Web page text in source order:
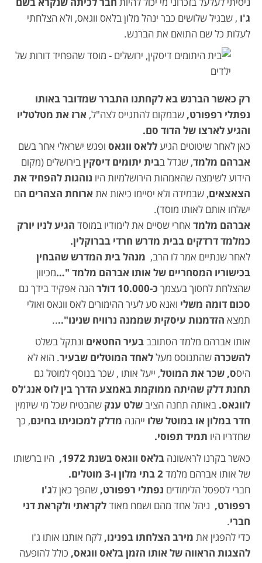
ג'ו , שבגיל שלושים כבר ינהל מלון בלאס ווגאס, ולא הצלחתי
לעלות כל שם התואם את הברנש.
רק כאשר הברנש בא לקחתנו התברר שמדובר באותו
נפתלי רפפורט, שבמקום להתגייס לצה"ל, ארז את מטלטליו
והגיע לארצו של הדוד סם.
כאן לאחר שיטוטים הגיעללאס ווגאס ופגש ישראלי אחר בשם
אברהם מלמד, שגדל בבית יתומים דיסקיןבירושלים (מקום
הידוע לשימצה שהאמהות הירושלמיות היו נוהגות להפחיד את
הצאצאים, שבמידה ולא יסיימו כיאות את ארוחת הצהרים הם
ישלחו אותם לאותו מוסד).
אברהם מלמד אחרי שסיים את לימודיו במוסד הגיע לניו יורק
כמלמד דרדקים בבית מדרש חרדי בברוקלין.
לאחר שנתיים אמר לו הרב, מנהל בית המדרש שהבחין
בכישוריו המסחריים של אותו אברהם מלמד "…מכיוון
שהצלחת לחסוך בעצמך כ-10.000 דולרהנה אפקיד בידך גם
סכום דומה משלי ואנא סע לעיר ההימורים לאס ווגאס ואולי
תמצא הזדמנות עיסקית שממנה נרוויח שנינו"..
..
אותו אברהם מלמד הסתובבבעיר החטאים ונתקל בשלט
להשכרה שהתנוסס מעללאחד המוטלים שבעיר. הוא לא
היסס, שכר את המוטל, ייעל אותו , שכר בנוסף למוטל גם
תחנת דלק שהיתה ממוקמת באמצע הדרך בין לוס אנג'לס
לווגאס. באותה תחנה הציבשלט ענק שהבטיח שכל מי שיזמין
חדר במלון או במוטל שלו ייהנה מדלק למכוניתו בחינם, כך
שחדריו היו תמיד תפוסי.
כאשר בקרנו לראשונה בלאס ווגאס בשנת 1972,
היו ברשותו
של אותו אברהם מלמד2 בתי מלון ו-3 מוטלים.
חברי לספסל הלימודים נפתלי רפפורט, שהפך כאן לג'ו
רפפורט, ניהל אחד מהם ושמח מאודלקראתי ולקראת דני
חברי.
כדי להפגין את מירב הצלחתו בפנינו, לקח אותנו אותו ג'ו
להצגות הראווה של אותו הזמן בלאס ווגאס, כולל להופעה